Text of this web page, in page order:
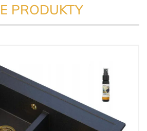
PRODUKTY